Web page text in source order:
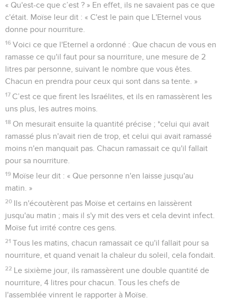
« Qu'est-ce que c’est ? » En effet, ils ne savaient pas ce que
c'était. Moïse leur dit : « C'est le pain que L'Eternel vous
donne pour nourriture.
16 Voici ce que l'Eternel a ordonné : Que chacun de vous en
ramasse ce qu'il faut pour sa nourriture, une mesure de 2
litres par personne, suivant le nombre que vous êtes.
Chacun en prendra pour ceux qui sont dans sa tente. »
17 C’est ce que firent les Israélites, et ils en ramassèrent les
uns plus, les autres moins.
18 On mesurait ensuite la quantité précise ; *celui qui avait
ramassé plus n'avait rien de trop, et celui qui avait ramassé
moins n'en manquait pas. Chacun ramassait ce qu'il fallait
pour sa nourriture.
19 Moïse leur dit : « Que personne n'en laisse jusqu'au
matin. »
20 Ils n'écoutèrent pas Moïse et certains en laissèrent
jusqu'au matin ; mais il s'y mit des vers et cela devint infect.
Moïse fut irrité contre ces gens.
21 Tous les matins, chacun ramassait ce qu'il fallait pour sa
nourriture, et quand venait la chaleur du soleil, cela fondait.
22 Le sixième jour, ils ramassèrent une double quantité de
nourriture, 4 litres pour chacun. Tous les chefs de
l'assemblée vinrent le rapporter à Moïse.